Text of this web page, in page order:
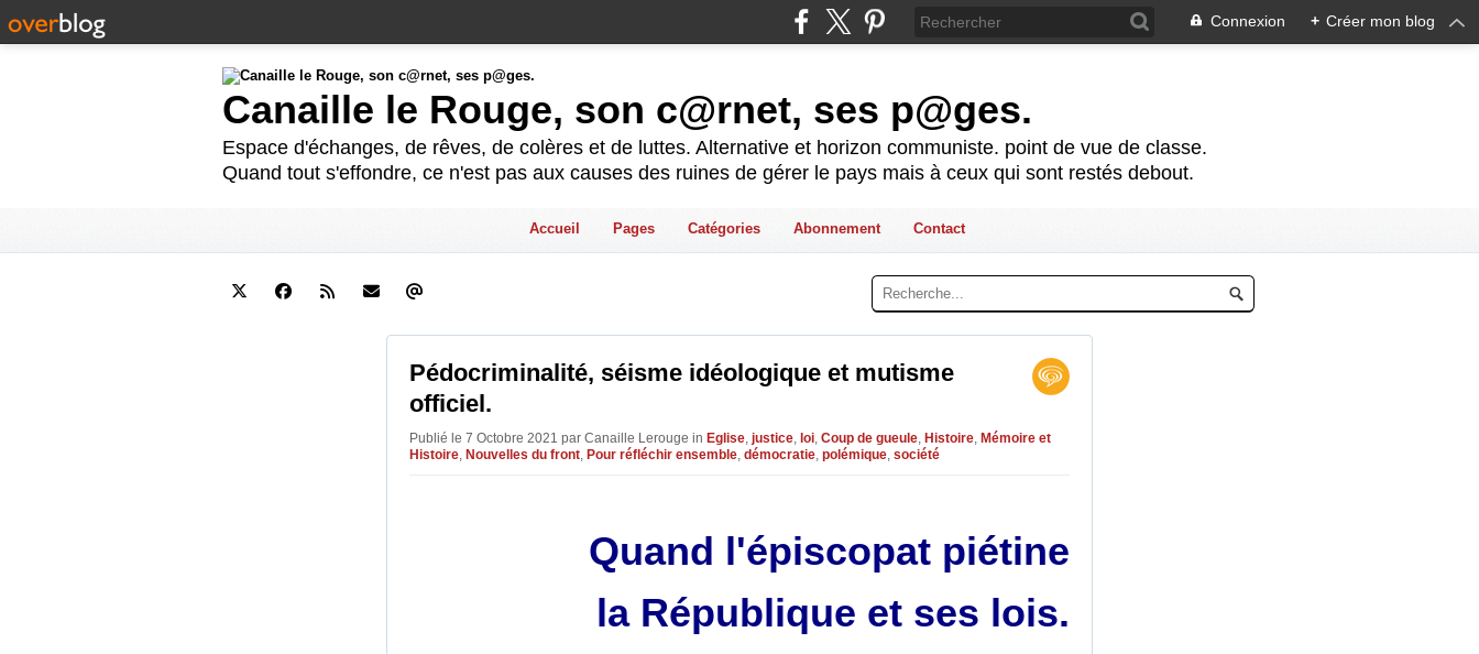
Connexion + Créer mon blog
Canaille le Rouge, son c@rnet, ses p@ges.
Espace d'échanges, de rêves, de colères et de luttes. Alternative et horizon communiste. point de vue de classe.
Quand tout s'effondre, ce n'est pas aux causes des ruines de gérer le pays mais à ceux qui sont restés debout.
Accueil Pages Catégories Abonnement Contact
Pédocriminalité, séisme idéologique et mutisme
officiel.
Publié le 7 Octobre 2021 par Canaille Lerouge in Eglise justice loi Coup de gueule Histoire Mémoire et
Histoire Nouvelles du front Pour réfléchir ensemble démocratie polémique société
Quand l'épiscopat piétine
la République et ses lois.